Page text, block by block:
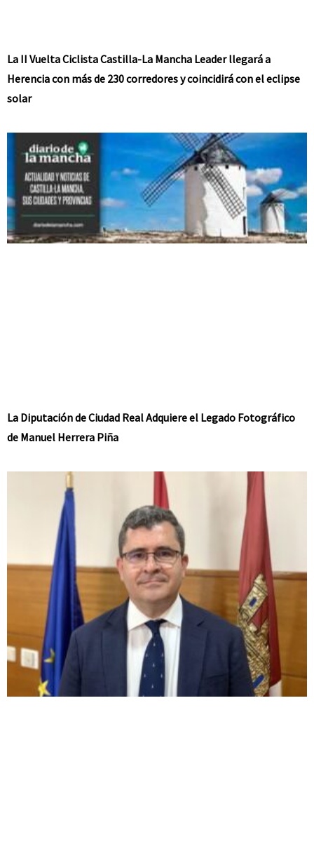
La II Vuelta Ciclista Castilla-La Mancha Leader llegará a
Herencia con más de 230 corredores y coincidirá con el eclipse
solar
La Diputación de Ciudad Real Adquiere el Legado Fotográfico
de Manuel Herrera Piña